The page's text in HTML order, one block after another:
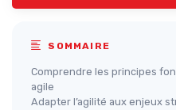
SOMMAIRE
Comprendre les principes
agile
Adapter l’agilité aux enjeux